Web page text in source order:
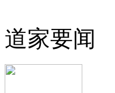
道家要闻